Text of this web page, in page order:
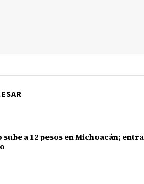
a 12 pesos en Michoacán; entra